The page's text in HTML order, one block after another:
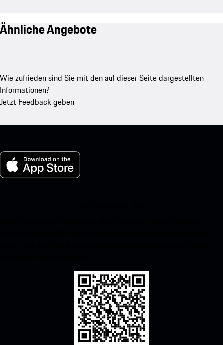
Ähnliche Angebote
Wie zufrieden sind Sie mit den auf dieser Seite dargestellten
Informationen?
Jetzt Feedback geben